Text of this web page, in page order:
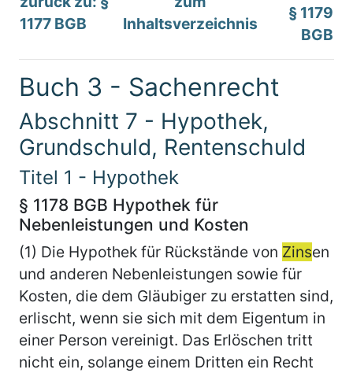
1177 BGB
Inhaltsverzeichnis
§ 1179
BGB
Buch 3 - Sachenrecht
Abschnitt 7 - Hypothek,
Grundschuld, Rentenschuld
Titel 1 - Hypothek
§ 1178 BGB Hypothek für
Nebenleistungen und Kosten
(1) Die Hypothek für Rückstände von Zinsen
und anderen Nebenleistungen sowie für
Kosten, die dem Gläubiger zu erstatten sind,
erlischt, wenn sie sich mit dem Eigentum in
einer Person vereinigt. Das Erlöschen tritt
nicht ein, solange einem Dritten ein Recht